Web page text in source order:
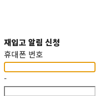
재입고 알림 신청
휴대폰 번호
-